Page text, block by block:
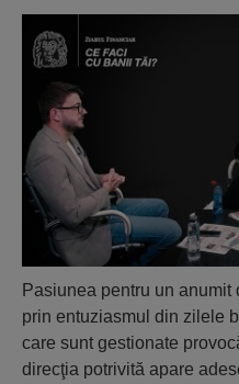
Pasiunea pentru un
prin entuziasmul din zilele
care sunt gestionate
direcţia potrivită apare